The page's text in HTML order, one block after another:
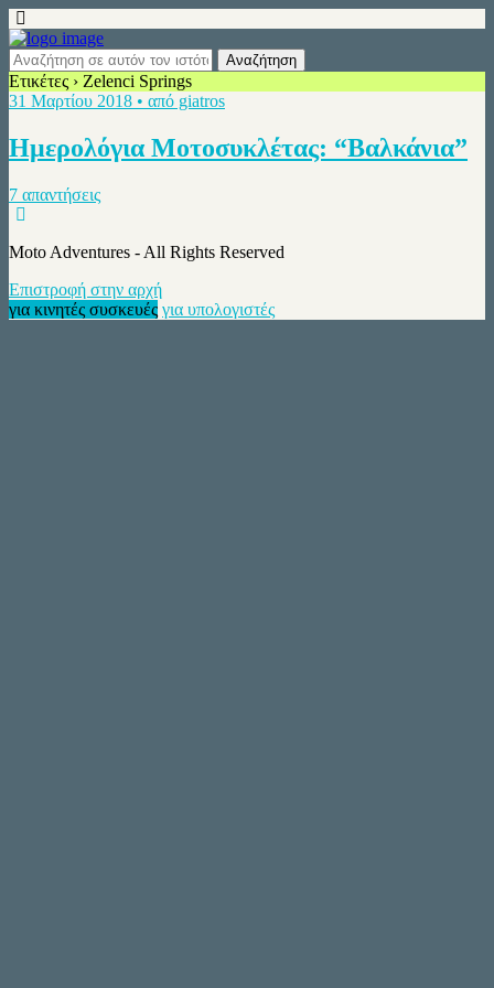
Ετικέτες › Zelenci Springs
31 Μαρτίου 2018 • από giatros
Ημερολόγια Μοτοσυκλέτας: “Βαλκάνια”
7 απαντήσεις
Moto Adventures - All Rights Reserved
Επιστροφή στην αρχή
για κινητές συσκευές για υπολογιστές